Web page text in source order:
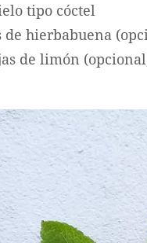
tipo cóctel
de hierbabuena
de limón